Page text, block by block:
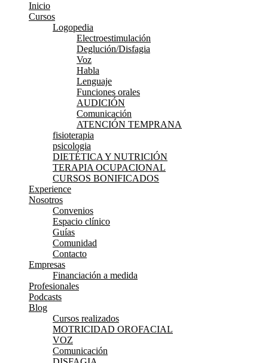
Inicio
Cursos
Logopedia
Electroestimulación
Deglución/Disfagia
Voz
Habla
Lenguaje
Funciones orales
AUDICIÓN
Comunicación
ATENCIÓN TEMPRANA
fisioterapia
psicologia
DIETÉTICA Y NUTRICIÓN
TERAPIA OCUPACIONAL
CURSOS BONIFICADOS
Experience
Nosotros
Convenios
Espacio clínico
Guías
Comunidad
Contacto
Empresas
Financiación a medida
Profesionales
Podcasts
Blog
Cursos realizados
MOTRICIDAD OROFACIAL
VOZ
Comunicación